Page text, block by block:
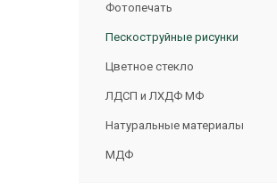
Фотопечать
Пескоструйные рисунки
Цветное стекло
ЛДСП и ЛХДФ МФ
Натуральные материалы
МДФ